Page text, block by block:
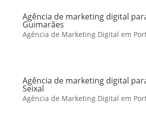
Agência de marketing digital
Guimarães
Agência de Marketing Digital em
Agência de marketing digital
Seixal
Agência de Marketing Digital em